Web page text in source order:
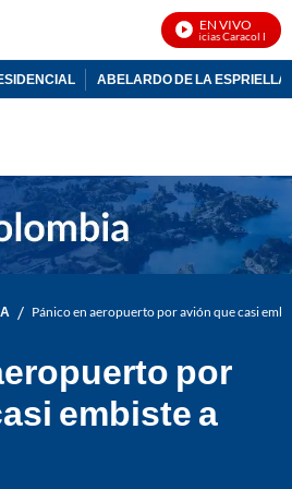
EN VIVO
Noticias Caracol En
ABELARDO DE LA ESPRIELLA
/ Pánico en aeropuerto por avión que casi
por
embiste a